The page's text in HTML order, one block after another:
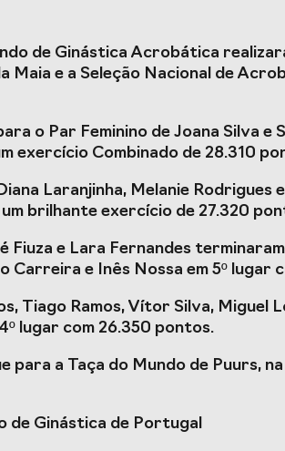
Estudo caracterizador do
do Desporto em Portugal e
impacto da COVID-19
Gala do Desporto de Portugal
de Ginástica Acrobática
Maia e a Seleção Nacional de
o Par Feminino de Joana Silva e
exercício Combinado de 28.310
Laranjinha, Melanie Rodrigues
brilhante exercício de 27.320
Fiuza e Lara Fernandes
Carreira e Inês Nossa em 5º lugar
Tiago Ramos, Vítor Silva, Miguel
lugar com 26.350 pontos.
para a Taça do Mundo de Puurs,
de Ginástica de Portugal